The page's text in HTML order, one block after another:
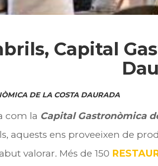
Capital
DE LA COSTA DAURADA
com la Capital Gastronòmica
aquests ens proveeixen de
valorar. Més de 150